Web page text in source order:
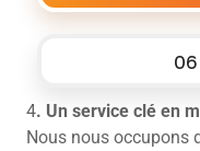
06
4. Un service clé en
Nous nous occupons